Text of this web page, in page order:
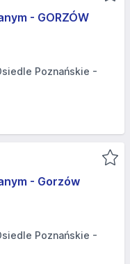
- GORZÓW
Poznańskie -
- Gorzów
Poznańskie -